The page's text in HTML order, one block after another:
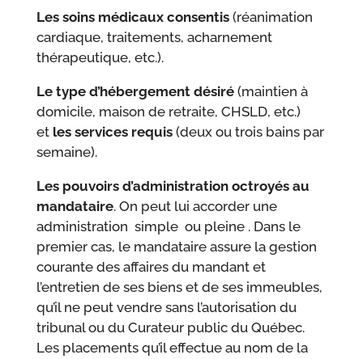
Les soins médicaux consentis(réanimation
cardiaque, traitements, acharnement
thérapeutique, etc.).
Le type d’hébergement désiré(maintien à
domicile, maison de retraite, CHSLD, etc.)
et les services requis(deux ou trois bains par
semaine).
Les pouvoirs d’administration octroyés au
mandataire. On peut lui accorder une
administration simple ou pleine . Dans le
premier cas, le mandataire assure la gestion
courante des affaires du mandant et
l’entretien de ses biens et de ses immeubles,
qu’il ne peut vendre sans l’autorisation du
tribunal ou du Curateur public du Québec.
Les placements qu’il effectue au nom de la